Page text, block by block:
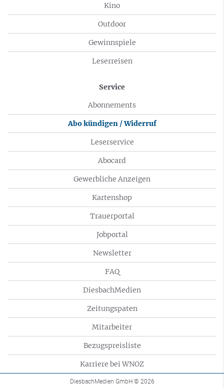
Kino
Outdoor
Gewinnspiele
Leserreisen
Service
Abonnements
Abo kündigen / Widerruf
Leserservice
Abocard
Gewerbliche Anzeigen
Kartenshop
Trauerportal
Jobportal
Newsletter
FAQ
DiesbachMedien
Zeitungspaten
Mitarbeiter
Bezugspreisliste
Karriere bei WNOZ
DiesbachMedien GmbH © 2026